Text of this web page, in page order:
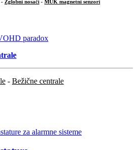
- Zglobni nosači - MUK magnetni senzori
- Bežične centrale